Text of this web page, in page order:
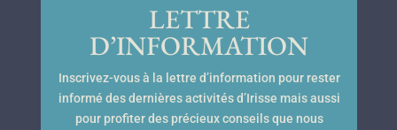
LETTRE
D’INFORMATION
Inscrivez-vous à la lettre d’information pour rester
informé des dernières activités d’Irisse mais aussi
pour profiter des précieux conseils que nous